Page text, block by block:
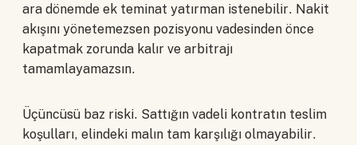
ara dönemde ek teminat yatırman istenebilir. Nakit
akışını yönetemezsen pozisyonu vadesinden önce
kapatmak zorunda kalır ve arbitrajı
tamamlayamazsın.
Üçüncüsü baz riski. Sattığın vadeli kontratın teslim
koşulları, elindeki malın tam karşılığı olmayabilir.